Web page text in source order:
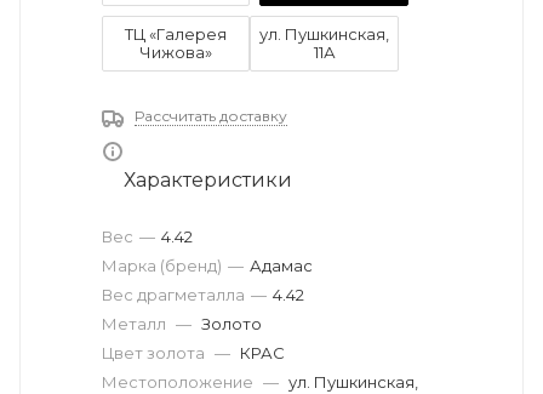
ТЦ «Галерея
Чижова»
ул. Пушкинская,
11А
Рассчитать доставку
Характеристики
Вес драгметалла — 4.42
Марка (бренд) — Адамас
Вес — 4.42
Металл — Золото
Цвет золота — КРАС
Местоположение — ул. Пушкинская,